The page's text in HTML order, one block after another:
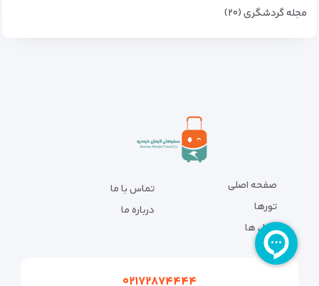
مجله گردشگری (۲۰)
صفحه اصلی
تورها
هتل ها
تماس با ما
درباره ما
۰۲۱۷۲۸۷۴۴۴۴